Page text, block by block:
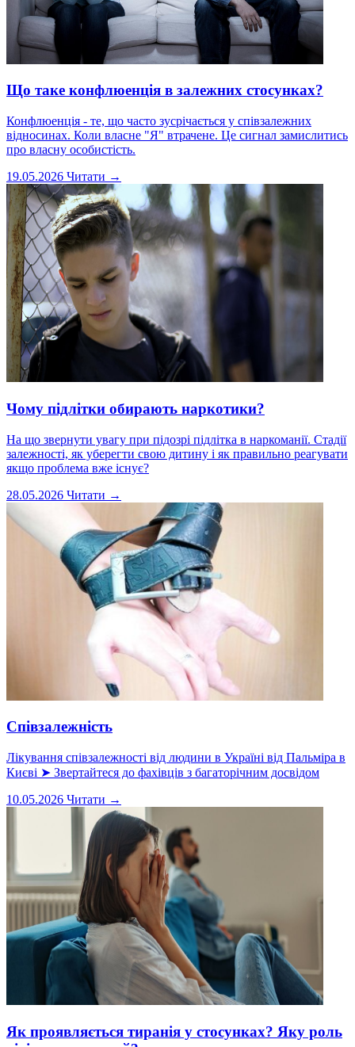
Що таке конфлюенція в залежних стосунках?
Конфлюенція - те, що часто зусрічається у співзалежних
відносинах. Коли власне "Я" втрачене. Це сигнал замислитись
про власну особистість.
19.05.2026 Читати →
Чому підлітки обирають наркотики?
На що звернути увагу при підозрі підлітка в наркоманії. Стадії
залежності, як уберегти свою дитину і як правильно реагувати
якщо проблема вже існує?
28.05.2026 Читати →
Співзалежність
Лікування співзалежності від людини в Україні від Пальміра в
Києві ➤ Звертайтеся до фахівців з багаторічним досвідом
10.05.2026 Читати →
Як проявляється тиранія у стосунках? Яку роль